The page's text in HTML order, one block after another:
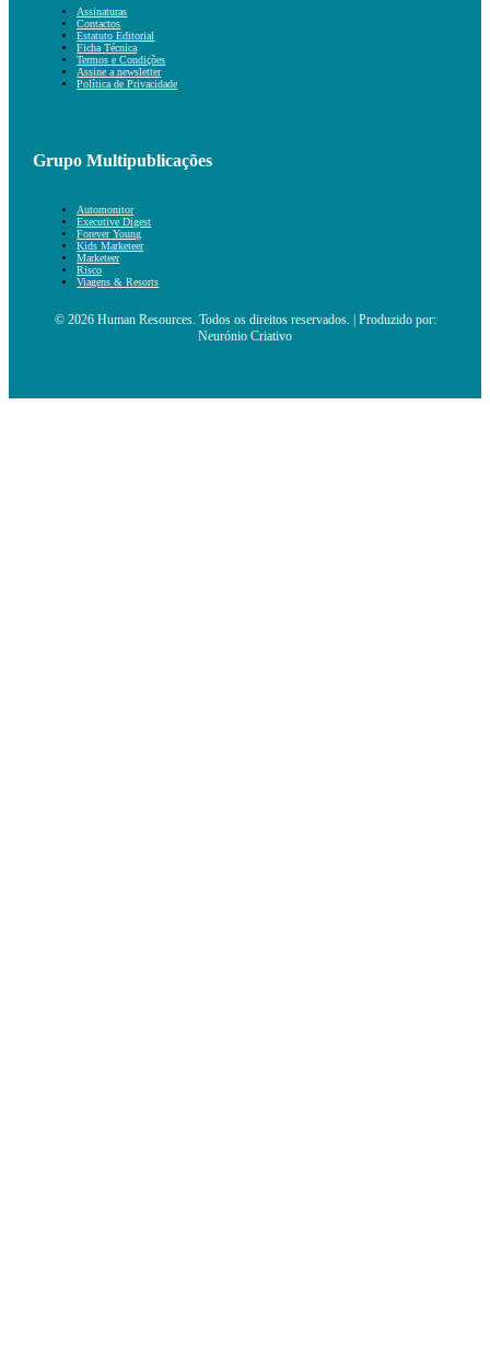
Assinaturas
Contactos
Estatuto Editorial
Ficha Técnica
Termos e Condições
Assine a newsletter
Política de Privacidade
Grupo Multipublicações
Automonitor
Executive Digest
Forever Young
Kids Marketeer
Marketeer
Risco
Viagens & Resorts
© 2026 Human Resources. Todos os direitos reservados. | Produzido por:
Neurónio Criativo